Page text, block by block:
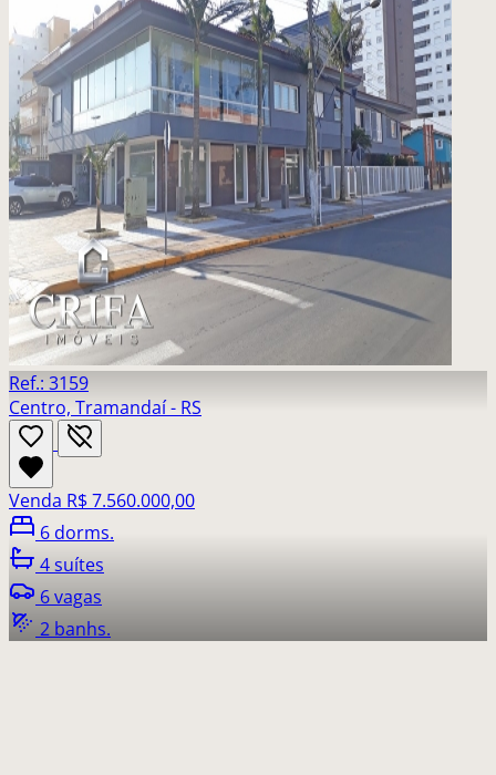
Ref.: 3159
Centro, Tramandaí - RS
Venda R$ 7.560.000,00
6 dorms.
4 suítes
6 vagas
2 banhs.